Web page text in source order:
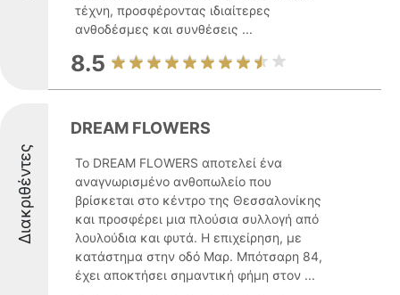
τέχνη, προσφέροντας ιδιαίτερες
ανθοδέσμες και συνθέσεις ...
8.5
Διακριθέντες
DREAM FLOWERS
Το DREAM FLOWERS αποτελεί ένα
αναγνωρισμένο ανθοπωλείο που
βρίσκεται στο κέντρο της Θεσσαλονίκης
και προσφέρει μια πλούσια συλλογή από
λουλούδια και φυτά. H επιχείρηση, με
κατάστημα στην οδό Μαρ. Μπότσαρη 84,
έχει αποκτήσει σημαντική φήμη στον ...